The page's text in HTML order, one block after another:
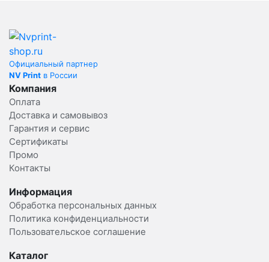
Официальный партнер
NV Print в России
Компания
Оплата
Доставка и самовывоз
Гарантия и сервис
Сертификаты
Промо
Контакты
Информация
Обработка персональных данных
Политика конфиденциальности
Пользовательское соглашение
Каталог